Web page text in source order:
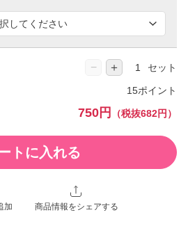
− ＋ セット
15ポイント
750円 （税抜682円）
トに入れる
加 商品情報をシェアする